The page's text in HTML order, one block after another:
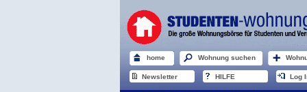
home Wohnung suchen
Newsletter HILFE Log